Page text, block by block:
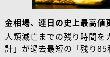
金相場、連日の史上最高値
人類滅亡までの残り時間を
計」が過去最短の「残り85